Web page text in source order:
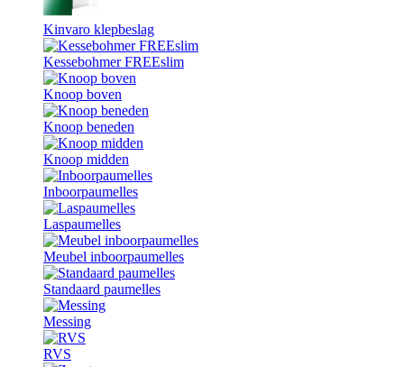
Kinvaro klepbeslag
Kessebohmer FREEslim
Knoop boven
Knoop beneden
Knoop midden
Inboorpaumelles
Laspaumelles
Meubel inboorpaumelles
Standaard paumelles
Messing
RVS